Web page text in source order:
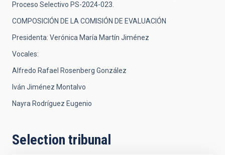
Proceso Selectivo PS-2024-023.
COMPOSICIÓN DE LA COMISIÓN DE EVALUACIÓN
Presidenta: Verónica María Martín Jiménez
Vocales:
Alfredo Rafael Rosenberg González
Iván Jiménez Montalvo
Nayra Rodríguez Eugenio
Selection tribunal